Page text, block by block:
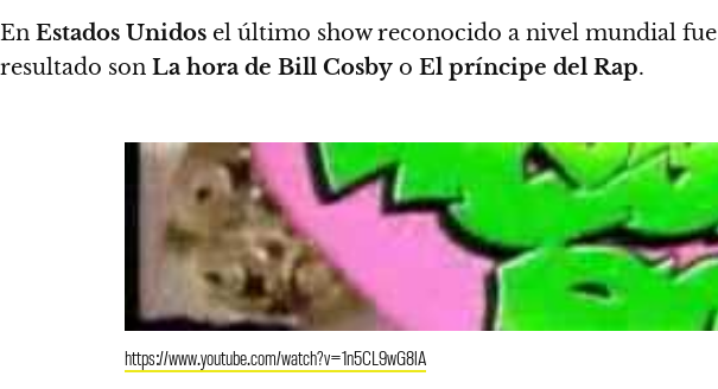
En Estados Unidos el último show reconocido a nivel mundial fue
resultado son La hora de Bill Cosby o El príncipe del Rap.
https://www.youtube.com/watch?v=1n5CL9wG8lA